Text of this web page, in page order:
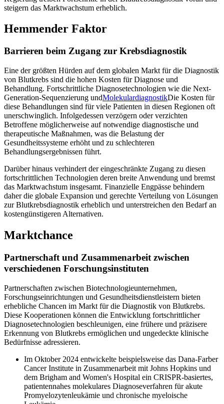
steigern das Marktwachstum erheblich.
Hemmender Faktor
Barrieren beim Zugang zur Krebsdiagnostik
Eine der größten Hürden auf dem globalen Markt für die Diagnostik
von Blutkrebs sind die hohen Kosten für Diagnose und
Behandlung. Fortschrittliche Diagnosetechnologien wie die Next-
Generation-Sequenzierung undMolekulardiagnostikDie Kosten für
diese Behandlungen sind für viele Patienten in diesen Regionen oft
unerschwinglich. Infolgedessen verzögern oder verzichten
Betroffene möglicherweise auf notwendige diagnostische und
therapeutische Maßnahmen, was die Belastung der
Gesundheitssysteme erhöht und zu schlechteren
Behandlungsergebnissen führt.
Darüber hinaus verhindert der eingeschränkte Zugang zu diesen
fortschrittlichen Technologien deren breite Anwendung und bremst
das Marktwachstum insgesamt. Finanzielle Engpässe behindern
daher die globale Expansion und gerechte Verteilung von Lösungen
zur Blutkrebsdiagnostik erheblich und unterstreichen den Bedarf an
kostengünstigeren Alternativen.
Marktchance
Partnerschaft und Zusammenarbeit zwischen
verschiedenen Forschungsinstituten
Partnerschaften zwischen Biotechnologieunternehmen,
Forschungseinrichtungen und Gesundheitsdienstleistern bieten
erhebliche Chancen im Markt für die Diagnostik von Blutkrebs.
Diese Kooperationen können die Entwicklung fortschrittlicher
Diagnosetechnologien beschleunigen, eine frühere und präzisere
Erkennung von Blutkrebs ermöglichen und ungedeckte klinische
Bedürfnisse adressieren.
Im Oktober 2024 entwickelte beispielsweise das Dana-Farber
Cancer Institute in Zusammenarbeit mit Johns Hopkins und
dem Brigham and Women's Hospital ein CRISPR-basiertes,
patientennahes molekulares Diagnoseverfahren für akute
Promyelozytenleukämie und chronische myeloische